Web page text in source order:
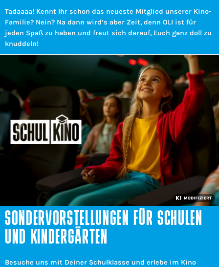
Tadaaaa! Kennt Ihr schon das neueste Mitglied unserer Kino-
Familie? Nein? Na dann wird’s aber Zeit, denn OLI ist für
jeden Spaß zu haben und freut sich darauf, Euch ganz doll zu
knuddeln!
SONDERVORSTELLUNGEN FÜR SCHULEN
UND KINDERGÄRTEN
Besuche uns mit Deiner Schulklasse und erlebe im Kino